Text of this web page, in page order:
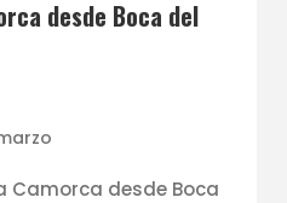
desde Boca del
Camorca desde Boca